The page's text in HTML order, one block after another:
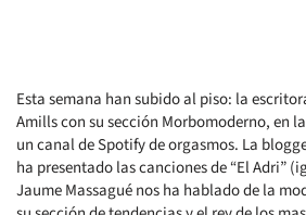
Esta semana han subido al piso: la
Amills con su sección Morbomoderno, en
un canal de Spotify de orgasmos. La
ha presentado las canciones de “El Adri”
Jaume Massagué nos ha hablado de la